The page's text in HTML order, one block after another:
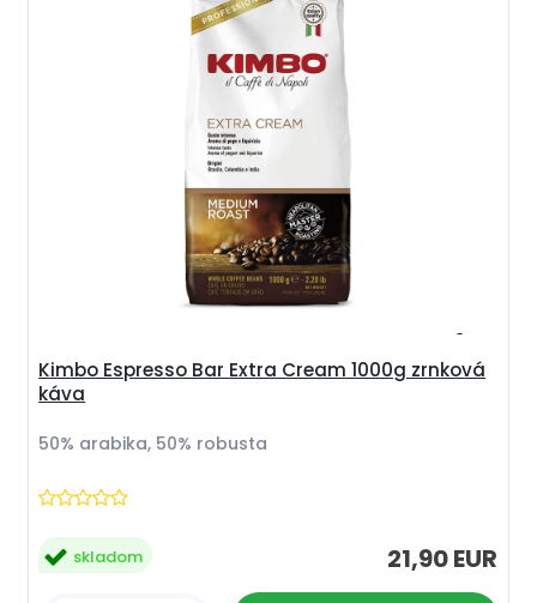
Kimbo Espresso Bar Extra Cream 1000g zrnková
káva
50% arabika, 50% robusta
21,90 EUR
skladom